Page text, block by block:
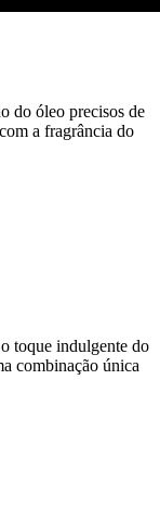
do óleo precisos de
a fragrância do
toque indulgente do
combinação única